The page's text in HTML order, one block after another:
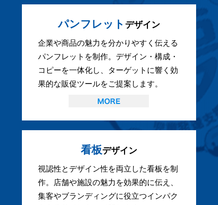
パンフレット デザイン
企業や商品の魅力を分かりやすく伝える
パンフレットを制作。デザイン・構成・
コピーを一体化し、ターゲットに響く効
果的な販促ツールをご提案します。
看板デザイン
視認性とデザイン性を両立した看板を制
作。店舗や施設の魅力を効果的に伝え、
集客やブランディングに役立つインパク